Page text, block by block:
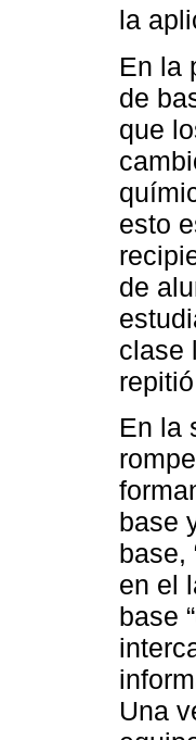
la
En la
de
que
esto
de
clase
En la
base
base,
en el
base
Una